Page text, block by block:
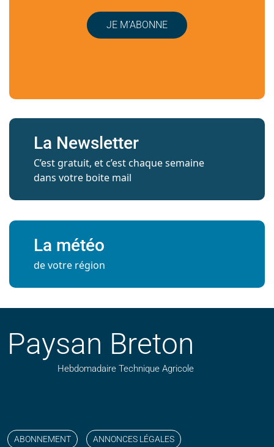
JE M’ABONNE
La Newsletter
C’est gratuit, et c’est chaque semaine
dans votre boite mail
La météo
de votre région
Paysan Breton
Hebdomadaire Technique Agricole
ABONNEMENT ANNONCES LÉGALES